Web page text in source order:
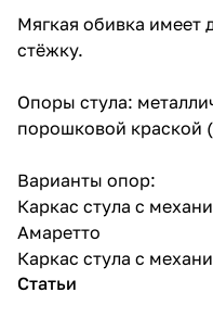
Мягкая обивка
стёжку.
Опоры стула:
порошковой краской
Варианты опор:
Каркас стула с
Амаретто
Каркас стула с
Статьи